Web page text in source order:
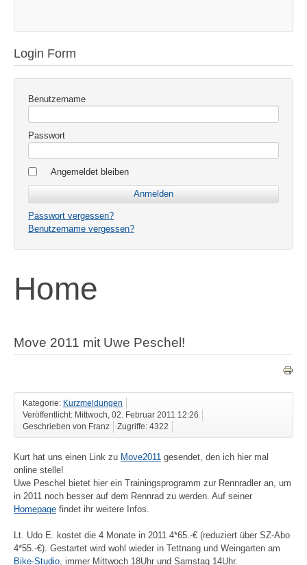
Login Form
Benutzername
Passwort
Angemeldet bleiben
Passwort vergessen?
Benutzername vergessen?
Home
Move 2011 mit Uwe Peschel!
Kategorie: Kurzmeldungen
Veröffentlicht: Mittwoch, 02. Februar 2011 12:26
Geschrieben von Franz
Zugriffe: 4322
Kurt hat uns einen Link zu Move2011 gesendet, den ich hier mal
online stelle!
Uwe Peschel bietet hier ein Trainingsprogramm zur Rennradler an, um
in 2011 noch besser auf dem Rennrad zu werden. Auf seiner
Homepage findet ihr weitere Infos.
Lt. Udo E. kostet die 4 Monate in 2011 4*65.-€ (reduziert über SZ-Abo
4*55.-€). Gestartet wird wohl wieder in Tettnang und Weingarten am
Bike-Studio, immer Mittwoch 18Uhr und Samstag 14Uhr.